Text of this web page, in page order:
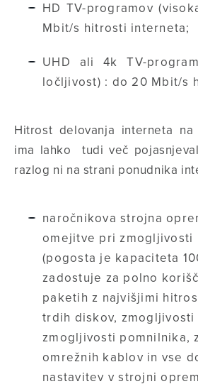
HD TV-programov
Mbit/s hitrosti interneta;
UHD ali 4k TV-
ločljivost) : do 20 Mbit/s
Hitrost delovanja interneta na
ima lahko tudi več
razlog ni na strani ponudnika
naročnikova strojna
omejitve pri zmogljivosti
(pogosta je kapaciteta
zadostuje za polno
paketih z najvišjimi
trdih diskov, zmogljivosti
zmogljivosti pomnilnika,
omrežnih kablov in vse
nastavitev v strojni